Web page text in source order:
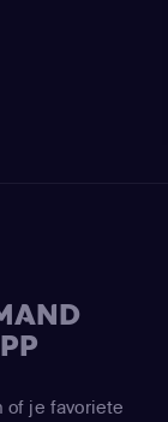
of je favoriete